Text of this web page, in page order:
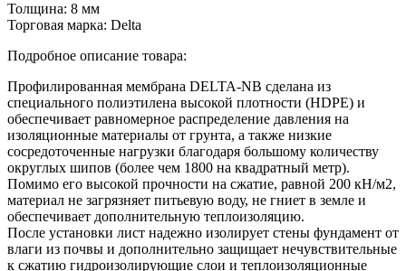
Толщина: 8 мм
Торговая марка: Delta
Подробное описание товара:
Профилированная мембрана DELTA-NB сделана из
специального полиэтилена высокой плотности (HDPE) и
обеспечивает равномерное распределение давления на
изоляционные материалы от грунта, а также низкие
сосредоточенные нагрузки благодаря большому количеству
округлых шипов (более чем 1800 на квадратный метр).
Помимо его высокой прочности на сжатие, равной 200 кН/м2,
материал не загрязняет питьевую воду, не гниет в земле и
обеспечивает дополнительную теплоизоляцию.
После установки лист надежно изолирует стены фундамент от
влаги из почвы и дополнительно защищает нечувствительные
к сжатию гидроизолирующие слои и теплоизоляционные